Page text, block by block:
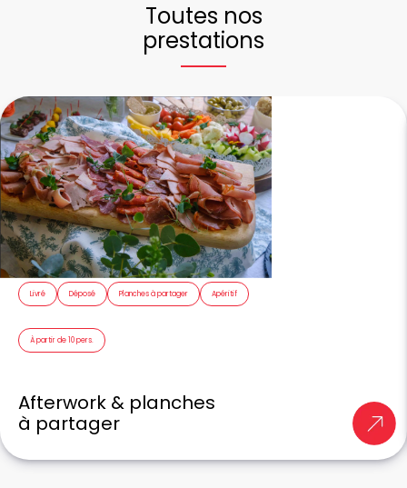
Toutes nos
prestations
Livré Déposé Planches à partager Apéritif
À partir de 10 pers.
Afterwork & planches
à partager